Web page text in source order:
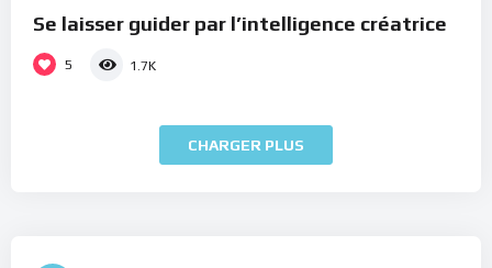
Se laisser guider par l’intelligence créatrice
5 1.7K
CHARGER PLUS